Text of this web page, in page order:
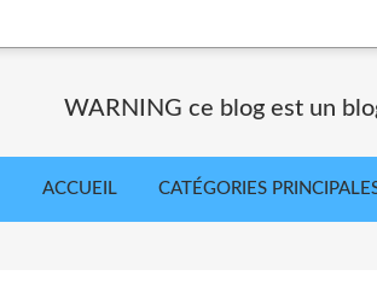
WARNING ce blog est un
ACCUEIL CATÉGORIES